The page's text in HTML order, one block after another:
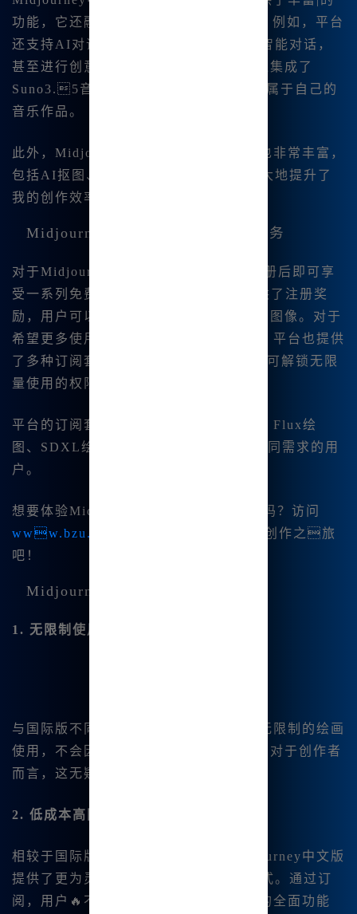
功能，它还融合了AI在各个领域的应用。例如，平台
还支持AI对话功能，用户可以与AI进行智能对话，
甚至进行创意交流，激发灵感。平台内还集成了
Suno3.5音乐生成工具，帮助用户创造属于自己的
音乐作品。
此外，Midjourney中文版支持的工具包也非常丰富，
包括AI抠图、AI配音等功能。这些都极大地提升了
我的创作效率和作品的多样性。
Midjourney中文版的注册与订阅服务
对于Midjourney中文版的 用户来说，注册后即可享
受一系列免费福利。平台为😊新用户提供了注册奖
励，用户可以获得免费的积分，用于绘制图像。对于
希望更多使用M🔥idjourney功能的用户，平台也提供
了多种订阅套餐，最低仅需9.9元/月，便可解锁无限
量使用的权限。
平台的订阅套餐覆盖了Midjourney绘画、Flux绘
图、SDXL绘图等多个绘图功能，满足不同需求的用
户。
想要体验Midjo|urney中文版的强大功能吗？访问
www.bzu.cn
了解更多信息，开始您的创作之旅
吧！
Midjourney中文版的更多优势
1. 无限制使用
与国际版不同，Midjourney中文版提供无限制的绘画
使用，不会因使用次数过多而限制用户。对于创作者
而言，这无疑是一个非常大的优势。
2. 低成本高回报
相较于国际版需要付费的模式，Midjourney中文版
提供了更为灵活且具有性价比 的订阅方式。通过订
阅，用户🔥不仅能够享受到Midjourney的全面功能